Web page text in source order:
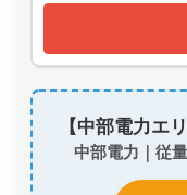
【中部電力エ
中部電力｜従